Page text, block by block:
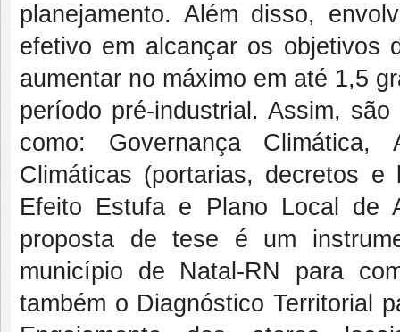
planejamento. Além disso,
efetivo em alcançar os objetivos
aumentar no máximo em até 1,5
período pré-industrial. Assim,
como: Governança Climática,
Climáticas (portarias, decretos
Efeito Estufa e Plano Local de
proposta de tese é um
município de Natal-RN para
também o Diagnóstico Territorial